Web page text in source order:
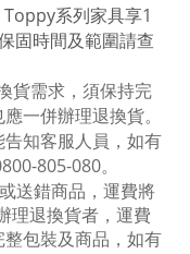
Toppy系列家具享1
固時間及範圍請查
貨需求，須保持完
一併辦理退換貨。
知客服人員，如有
805-080。
送錯商品，運費將
理退換貨者，運費
包裝及商品，如有